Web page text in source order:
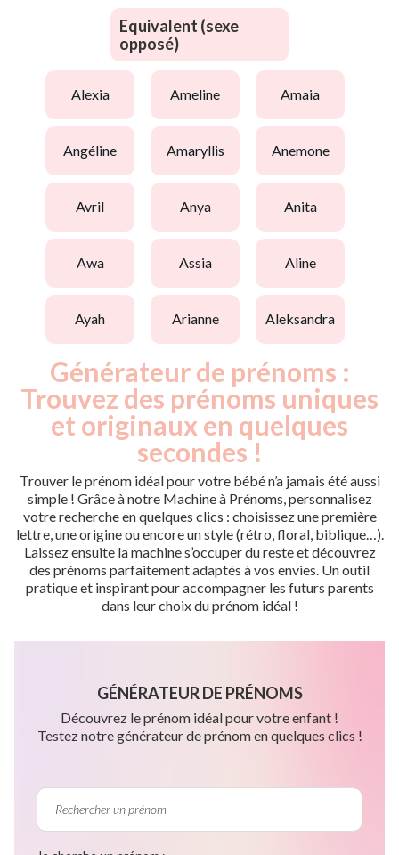
Equivalent (sexe
opposé)
alexia ameline amaia
angéline amaryllis anemone
avril anya anita
awa assia aline
ayah arianne aleksandra
Générateur de prénoms :
Trouvez des prénoms uniques
et originaux en quelques
secondes !
Trouver le prénom idéal pour votre bébé n’a jamais été aussi
simple ! Grâce à notre Machine à Prénoms, personnalisez
votre recherche en quelques clics : choisissez une première
lettre, une origine ou encore un style (rétro, floral, biblique…).
Laissez ensuite la machine s’occuper du reste et découvrez
des prénoms parfaitement adaptés à vos envies. Un outil
pratique et inspirant pour accompagner les futurs parents
dans leur choix du prénom idéal !
GÉNÉRATEUR DE PRÉNOMS
Découvrez le prénom idéal pour votre enfant !
Testez notre générateur de prénom en quelques clics !